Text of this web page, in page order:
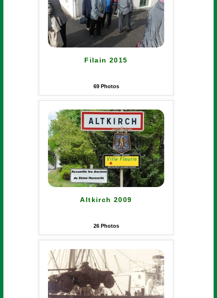
Filain 2015
69Photos
Altkirch 2009
26Photos